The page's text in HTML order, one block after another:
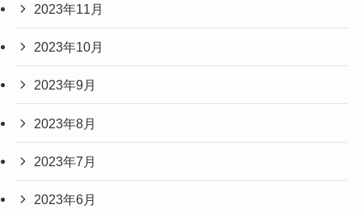
2023年11月
2023年10月
2023年9月
2023年8月
2023年7月
2023年6月